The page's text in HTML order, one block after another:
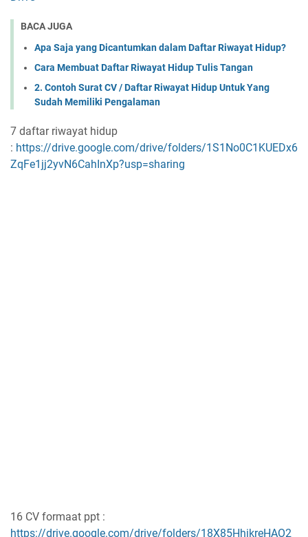
BACA JUGA
Apa Saja yang Dicantumkan dalam Daftar Riwayat Hidup?
Cara Membuat Daftar Riwayat Hidup Tulis Tangan
2. Contoh Surat CV / Daftar Riwayat Hidup Untuk Yang
Sudah Memiliki Pengalaman
7 daftar riwayat hidup
: https://drive.google.com/drive/folders/1S1No0C1KUEDx6
ZqFe1jj2yvN6CahInXp?usp=sharing
16 CV formaat ppt :
https://drive.google.com/drive/folders/18X85HhikreHAO2